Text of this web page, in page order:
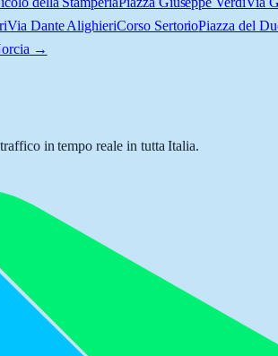
Via Dante AlighieriCorso SertorioPiazza del
→
in tempo reale in tutta Italia.